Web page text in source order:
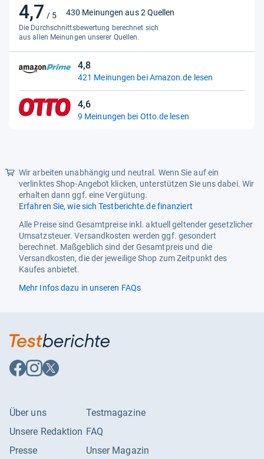
Höhe (ohne Einheit) 105
Länge (cm) 16.00
Fällt nicht unter das FuAG
Produktart
Signalwort Achtung
4,7 / 5
4,7
von
5
Sternen
430 Meinungen aus 2 Quellen
Die Durchschnittsbewertung berechnet sich
aus allen Meinungen unserer Quellen.
4,8
4,8
von
Sternen
421 Meinungen bei Amazon.de lesen
4,6
4,6
von
9 Meinungen bei Otto.de lesen
Wir arbeiten unabhängig und neutral. Wenn Sie auf ein
verlinktes Shop-Angebot klicken, unterstützen Sie uns dabei. Wir
erhalten dann ggf. eine Vergütung.
Erfahren Sie, wie sich Testberichte.de finanziert
Alle Preise sind Gesamtpreise inkl. aktuell geltender gesetzlicher
Umsatzsteuer. Versandkosten werden ggf. gesondert
berechnet. Maßgeblich sind der Gesamtpreis und die
Versandkosten, die der jeweilige Shop zum Zeitpunkt des
Kaufes anbietet.
Mehr Infos dazu in unseren FAQs
Auf
Facebook
Auf
Instagram
Auf
X
Über uns
Unsere Redaktion
Presse
Testmagazine
FAQ
Unser Magazin